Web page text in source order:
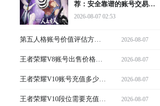
荐：安全靠谱的账号交易平
台分享
2026-08-07 02:53
第五人格账号价值评估方法
及靠谱估值平台推荐
2026-08-07
王者荣耀V8账号出售价格及
靠谱交易平台推荐
2026-08-07
王者荣耀V10账号充值多少
钱？真实价格与靠谱获取渠
2026-08-07
王者荣耀V10段位需要充值多 2026-08-07